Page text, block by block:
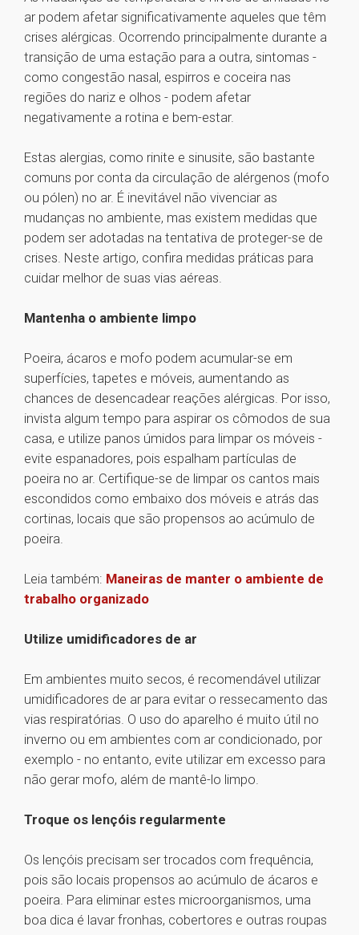
ar podem afetar significativamente aqueles que têm
crises alérgicas. Ocorrendo principalmente durante a
transição de uma estação para a outra, sintomas -
como congestão nasal, espirros e coceira nas
regiões do nariz e olhos - podem afetar
negativamente a rotina e bem-estar.
Estas alergias, como rinite e sinusite, são bastante
comuns por conta da circulação de alérgenos (mofo
ou pólen) no ar. É inevitável não vivenciar as
mudanças no ambiente, mas existem medidas que
podem ser adotadas na tentativa de proteger-se de
crises. Neste artigo, confira medidas práticas para
cuidar melhor de suas vias aéreas.
Mantenha o ambiente limpo
Poeira, ácaros e mofo podem acumular-se em
superfícies, tapetes e móveis, aumentando as
chances de desencadear reações alérgicas. Por isso,
invista algum tempo para aspirar os cômodos de sua
casa, e utilize panos úmidos para limpar os móveis -
evite espanadores, pois espalham partículas de
poeira no ar. Certifique-se de limpar os cantos mais
escondidos como embaixo dos móveis e atrás das
cortinas, locais que são propensos ao acúmulo de
poeira.
Leia também: Maneiras de manter o ambiente de
trabalho organizado
Utilize umidificadores de ar
Em ambientes muito secos, é recomendável utilizar
umidificadores de ar para evitar o ressecamento das
vias respiratórias. O uso do aparelho é muito útil no
inverno ou em ambientes com ar condicionado, por
exemplo - no entanto, evite utilizar em excesso para
não gerar mofo, além de mantê-lo limpo.
Troque os lençóis regularmente
Os lençóis precisam ser trocados com frequência,
pois são locais propensos ao acúmulo de ácaros e
poeira. Para eliminar estes microorganismos, uma
boa dica é lavar fronhas, cobertores e outras roupas